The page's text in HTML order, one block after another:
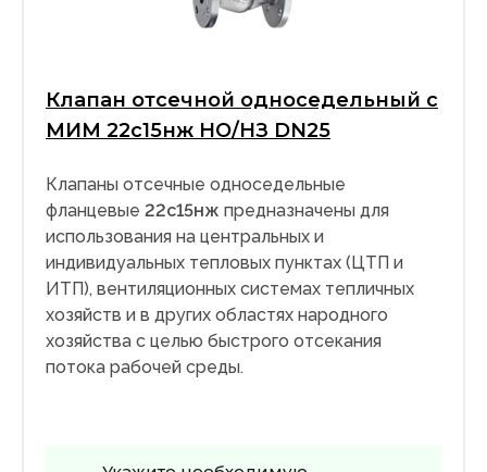
Клапан отсечной односедельный с
МИМ 22с15нж НО/НЗ DN25
Клапаны отсечные односедельные
фланцевые 22с15нж предназначены для
использования на центральных и
индивидуальных тепловых пунктах (ЦТП и
ИТП), вентиляционных системах тепличных
хозяйств и в других областях народного
хозяйства с целью быстрого отсекания
потока рабочей среды.